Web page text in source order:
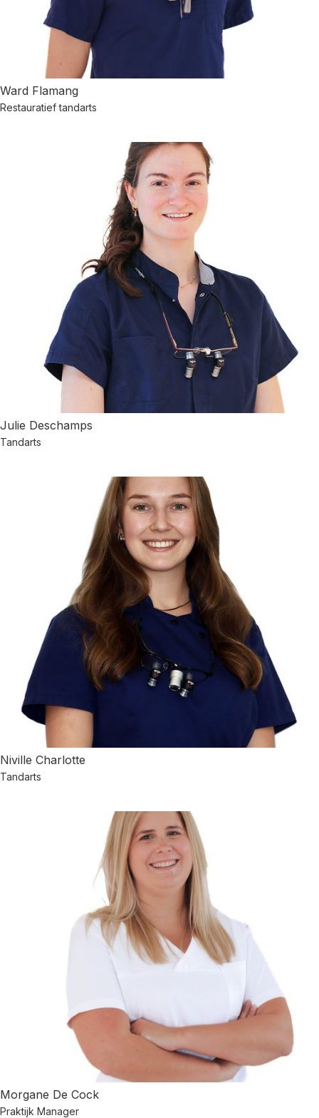
Ward Flamang
Restauratief tandarts
Julie Deschamps
Tandarts
Niville Charlotte
Tandarts
Morgane De Cock
Praktijk Manager